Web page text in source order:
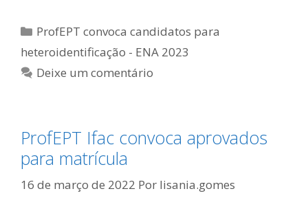
Categorias
ProfEPT convoca candidatos para
heteroidentificação - ENA 2023
Deixe um comentário
ProfEPT Ifac convoca aprovados
para matrícula
16 de março de 2022 Por lisania.gomes